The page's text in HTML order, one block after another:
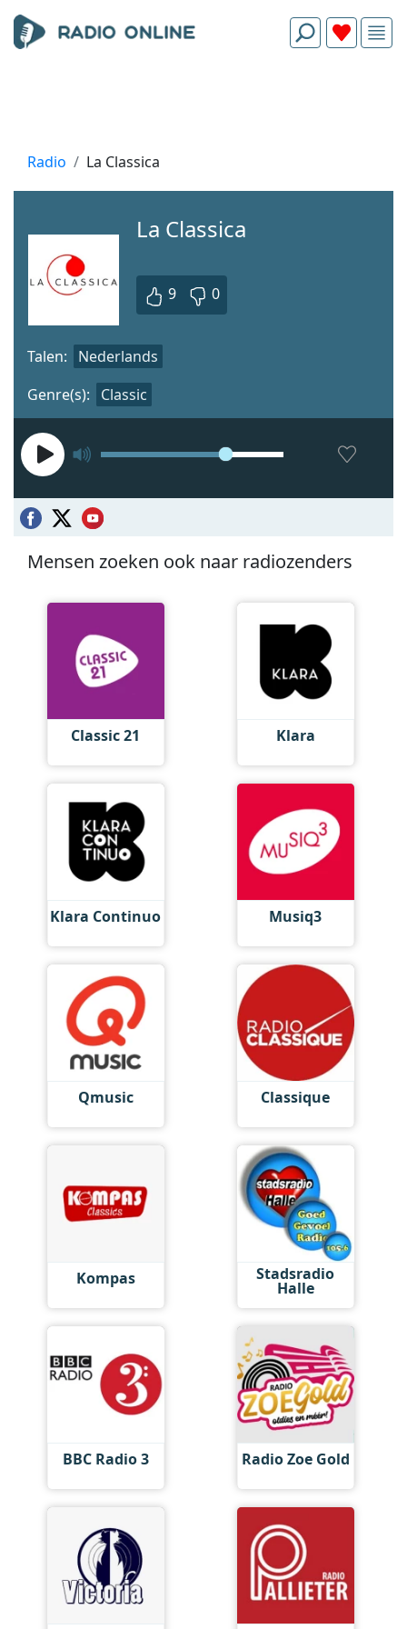
Radio La Classica
La Classica
9 0
Genre(s): Classic
Talen: Nederlands
Mensen zoeken ook naar radiozenders
Classic 21 Klara
Klara Continuo Musiq3
Qmusic Classique
Kompas Stadsradio
Halle
BBC Radio 3 Radio Zoe Gold